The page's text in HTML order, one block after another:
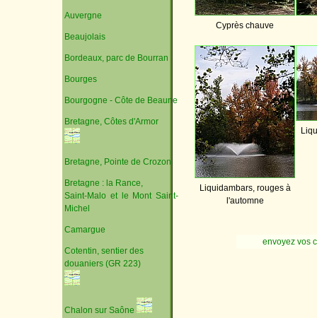
Auvergne
Beaujolais
Bordeaux, parc de Bourran
Bourges
Bourgogne - Côte de Beaune
Bretagne, Côtes d'Armor
Bretagne, Pointe de Crozon
Bretagne : la Rance,
Saint-Malo et le Mont Saint-
Michel
Camargue
Cotentin, sentier des
douaniers (GR 223)
Chalon sur Saône
Cyprès chauve
Liquidambars, rouges à
l'automne
envoyez vos